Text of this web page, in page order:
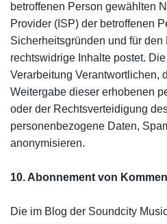
betroffenen Person gewählten
Provider (ISP) der betroffenen
Sicherheitsgründen und für
rechtswidrige Inhalte postet.
Verarbeitung Verantwortlichen,
Weitergabe dieser erhobenen
oder der Rechtsverteidigung
personenbezogene Daten,
anonymisieren.
10. Abonnement von
Die im Blog der Soundcity